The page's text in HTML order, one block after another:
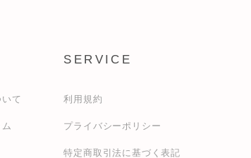
て
SERVICE
利用規約
プライバシーポリシー
特定商取引法に基づく表記